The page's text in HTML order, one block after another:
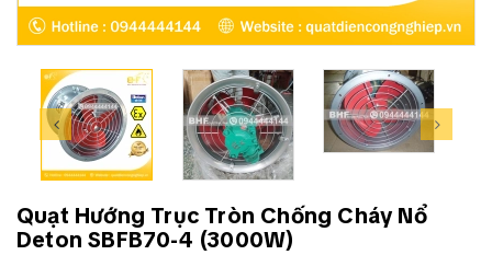
Quạt Hướng Trục Tròn Chống Cháy Nổ
Deton SBFB70-4 (3000W)